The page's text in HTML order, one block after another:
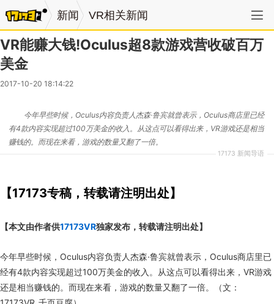
新闻 VR相关新闻
VR能赚大钱!Oculus超8款游戏营收破百万
美金
2017-10-20 18:14:22
17173 新闻导语
今年早些时候，Oculus内容负责人杰森·鲁宾就曾表示，Oculus商店里已经
有4款内容实现超过100万美金的收入。从这点可以看得出来，VR游戏还是相当
赚钱的。而现在来看，游戏的数量又翻了一倍。
【17173专稿，转载请注明出处】
【本文由作者供17173VR独家发布，转载请注明出处】
今年早些时候，Oculus内容负责人杰森·鲁宾就曾表示，Oculus商店里已
经有4款内容实现超过100万美金的收入。从这点可以看得出来，VR游戏
还是相当赚钱的。而现在来看，游戏的数量又翻了一倍。（文：